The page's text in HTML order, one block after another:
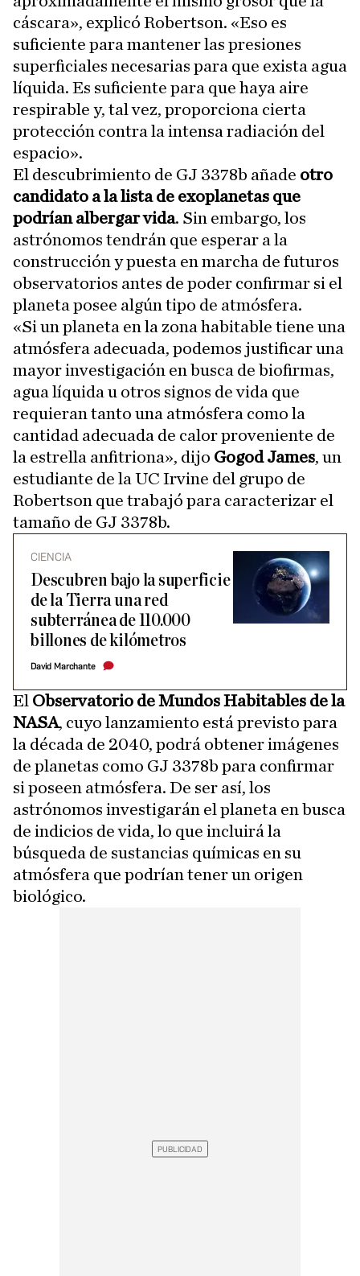
cáscara», explicó Robertson. «Eso es
suficiente para mantener las presiones
superficiales necesarias para que exista agua
líquida. Es suficiente para que haya aire
respirable y, tal vez, proporciona cierta
protección contra la intensa radiación del
espacio».
El descubrimiento de GJ 3378b añade otro
candidato a la lista de exoplanetas que
podrían albergar vida. Sin embargo, los
astrónomos tendrán que esperar a la
construcción y puesta en marcha de futuros
observatorios antes de poder confirmar si el
planeta posee algún tipo de atmósfera.
«Si un planeta en la zona habitable tiene una
atmósfera adecuada, podemos justificar una
mayor investigación en busca de biofirmas,
agua líquida u otros signos de vida que
requieran tanto una atmósfera como la
cantidad adecuada de calor proveniente de
la estrella anfitriona», dijo Gogod James, un
estudiante de la UC Irvine del grupo de
Robertson que trabajó para caracterizar el
tamaño de GJ 3378b.
CIENCIA
Descubren bajo la superficie
de la Tierra una red
subterránea de 110.000
billones de kilómetros
David Marchante
El Observatorio de Mundos Habitables de la
NASA, cuyo lanzamiento está previsto para
la década de 2040, podrá obtener imágenes
de planetas como GJ 3378b para confirmar
si poseen atmósfera. De ser así, los
astrónomos investigarán el planeta en busca
de indicios de vida, lo que incluirá la
búsqueda de sustancias químicas en su
atmósfera que podrían tener un origen
biológico.